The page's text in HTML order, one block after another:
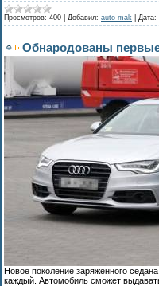
Просмотров: 400 Добавил: auto-mak Дата:
Обнародованы
Новое поколение заряженного
каждый. Автомобиль сможет